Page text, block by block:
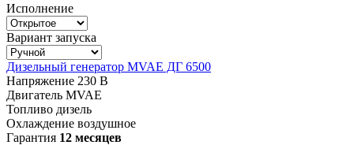
Исполнение
Вариант запуска
Дизельный генератор MVAE ДГ 6500
Напряжение 230 В
Двигатель MVAE
Топливо дизель
Охлаждение воздушное
Гарантия 12 месяцев